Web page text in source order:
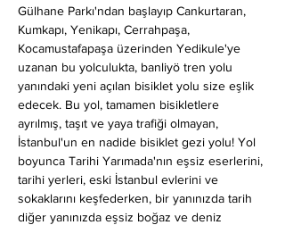
Gülhane Parkı'ndan başlayıp Cankurtaran,
Kumkapı, Yenikapı, Cerrahpaşa,
Kocamustafapaşa üzerinden Yedikule'ye
uzanan bu yolculukta, banliyö tren yolu
yanındaki yeni açılan bisiklet yolu size eşlik
edecek. Bu yol, tamamen bisikletlere
ayrılmış, taşıt ve yaya trafiği olmayan,
İstanbul'un en nadide bisiklet gezi yolu! Yol
boyunca Tarihi Yarımada'nın eşsiz eserlerini,
tarihi yerleri, eski İstanbul evlerini ve
sokaklarını keşfederken, bir yanınızda tarih
diğer yanınızda eşsiz boğaz ve deniz